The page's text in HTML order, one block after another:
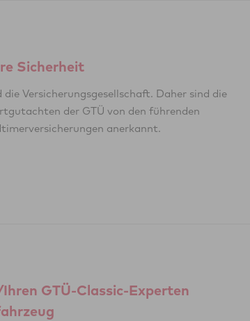
Sicherheit
anerkannt.
GTÜ-Classic-Experten